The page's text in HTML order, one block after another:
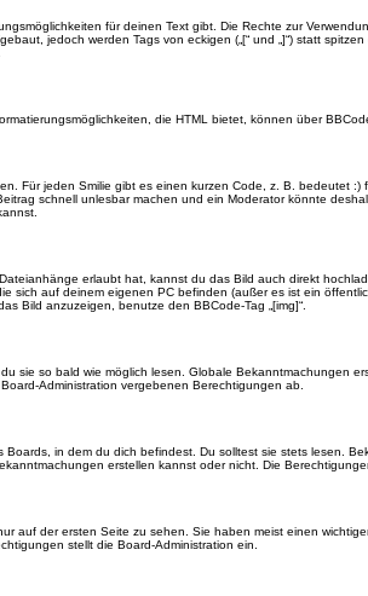
für deinen Text gibt. Die Rechte zur
jedoch werden Tags von eckigen („[“ und „]“) statt
die HTML bietet, können über
Für jeden Smilie gibt es einen kurzen Code, z. B. bedeutet
schnell unlesbar machen und ein Moderator könnte
erlaubt hat, kannst du das Bild auch direkt
sich auf deinem eigenen PC befinden (außer es ist ein
Bild anzuzeigen, benutze den BBCode-Tag „[img]“.
sie so bald wie möglich lesen. Globale Bekanntmachungen
Administration vergebenen Berechtigungen ab.
in dem du dich befindest. Du solltest sie stets lesen.
erstellen kannst oder nicht. Die
auf der ersten Seite zu sehen. Sie haben meist einen
stellt die Board-Administration ein.